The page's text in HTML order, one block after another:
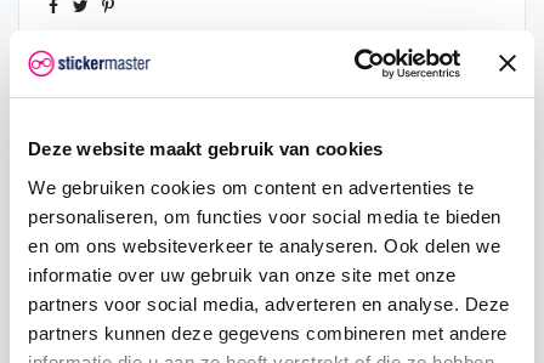
Deze website maakt gebruik van cookies
We gebruiken cookies om content en advertenties te
personaliseren, om functies voor social media te bieden
en om ons websiteverkeer te analyseren. Ook delen we
informatie over uw gebruik van onze site met onze
partners voor social media, adverteren en analyse. Deze
partners kunnen deze gegevens combineren met andere
Product details
Veelgestelde vragen